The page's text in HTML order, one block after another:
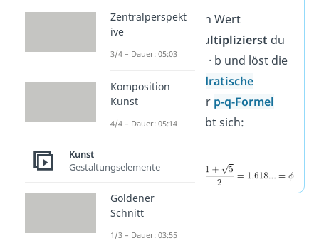
Um den konkreten Wert
auszurechnen,
multiplizierst du
beide Seiten mit a · b und löst die
entstandene
quadratische
Gleichung
mit der p-q-Formel
auf. Am Ende ergibt sich:
Zentralperspekt
ive
3/4 – Dauer: 05:03
Komposition
Kunst
4/4 – Dauer: 05:14
Kunst
Gestaltungselemente
Goldener
Schnitt
1/3 – Dauer: 03:55